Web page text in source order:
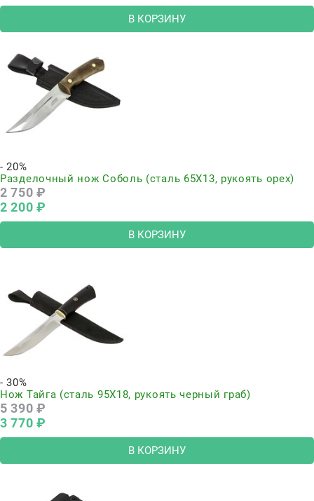
В КОРЗИНУ
- 20%
Разделочный нож Соболь (сталь 65Х13, рукоять орех)
2 750 ₽
2 200 ₽
В КОРЗИНУ
- 30%
Нож Тайга (сталь 95Х18, рукоять черный граб)
5 390 ₽
3 770 ₽
В КОРЗИНУ